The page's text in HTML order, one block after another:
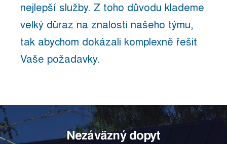
nejlepší služby. Z toho důvodu klademe
velký důraz na znalosti našeho týmu,
tak abychom dokázali komplexně řešit
Vaše požadavky.
Nezáväzný dopyt